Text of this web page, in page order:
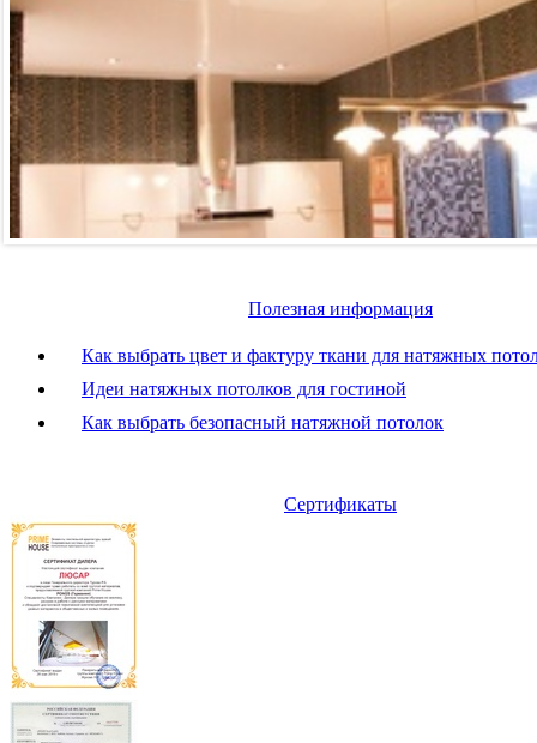
Полезная информация
Как выбрать цвет и фактуру ткани для натяжных
Идеи натяжных потолков для гостиной
Как выбрать безопасный натяжной потолок
Сертификаты